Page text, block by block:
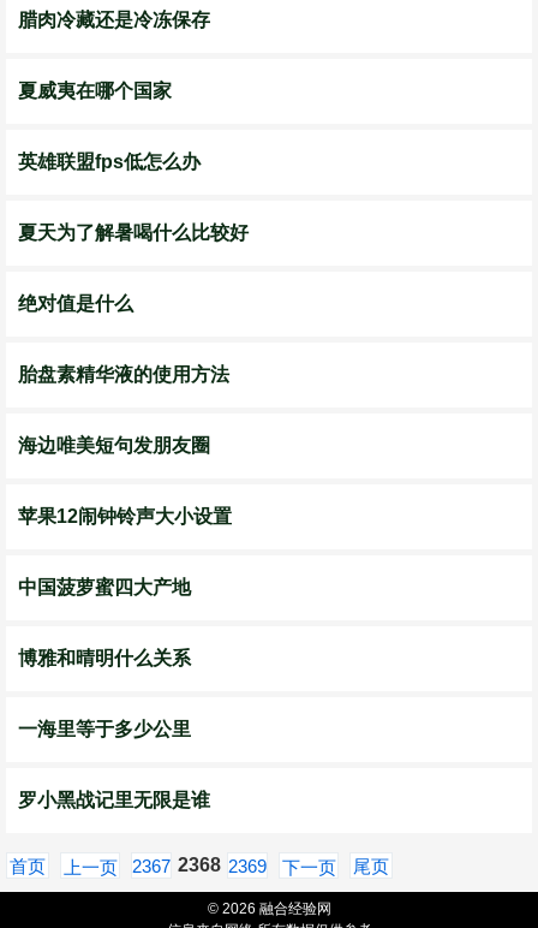
腊肉冷藏还是冷冻保存
夏威夷在哪个国家
英雄联盟fps低怎么办
夏天为了解暑喝什么比较好
绝对值是什么
胎盘素精华液的使用方法
海边唯美短句发朋友圈
苹果12闹钟铃声大小设置
中国菠萝蜜四大产地
博雅和晴明什么关系
一海里等于多少公里
罗小黑战记里无限是谁
首页 上一页 2367 2368 2369 下一页 尾页
© 2026 融合经验网